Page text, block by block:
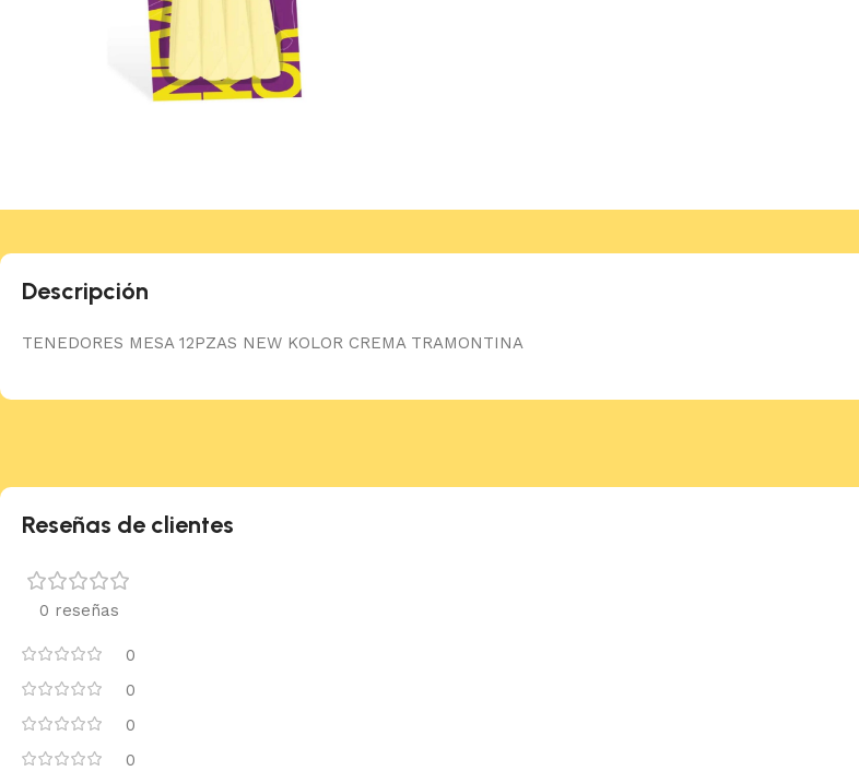
Descripción
TENEDORES MESA 12PZAS NEW KOLOR CREMA TRAMONTINA
Reseñas de clientes
0 reseñas
0
0
0
0